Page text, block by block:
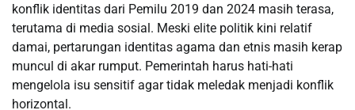
konflik identitas dari Pemilu 2019 dan 2024 masih terasa,
terutama di media sosial. Meski elite politik kini relatif
damai, pertarungan identitas agama dan etnis masih kerap
muncul di akar rumput. Pemerintah harus hati-hati
mengelola isu sensitif agar tidak meledak menjadi konflik
horizontal.